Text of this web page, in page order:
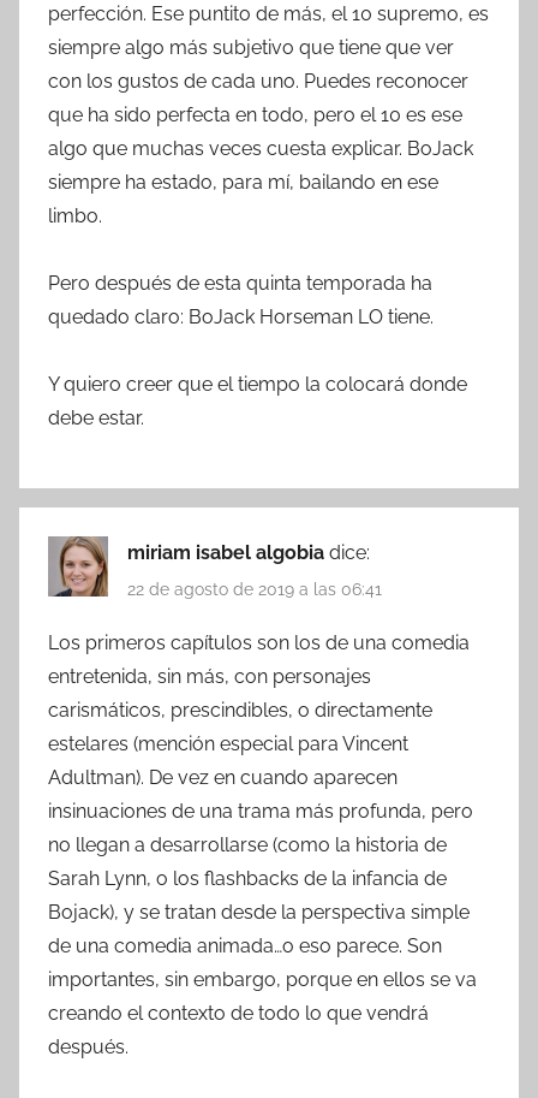
perfección. Ese puntito de más, el 10 supremo, es
siempre algo más subjetivo que tiene que ver
con los gustos de cada uno. Puedes reconocer
que ha sido perfecta en todo, pero el 10 es ese
algo que muchas veces cuesta explicar. BoJack
siempre ha estado, para mí, bailando en ese
limbo.
Pero después de esta quinta temporada ha
quedado claro: BoJack Horseman LO tiene.
Y quiero creer que el tiempo la colocará donde
debe estar.
miriam isabel algobia dice:
22 de agosto de 2019 a las 06:41
Los primeros capítulos son los de una comedia
entretenida, sin más, con personajes
carismáticos, prescindibles, o directamente
estelares (mención especial para Vincent
Adultman). De vez en cuando aparecen
insinuaciones de una trama más profunda, pero
no llegan a desarrollarse (como la historia de
Sarah Lynn, o los flashbacks de la infancia de
Bojack), y se tratan desde la perspectiva simple
de una comedia animada…o eso parece. Son
importantes, sin embargo, porque en ellos se va
creando el contexto de todo lo que vendrá
después.